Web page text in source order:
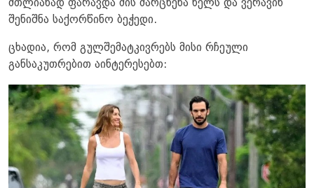
მთლიანად ფარავდა მის მარცხენა ხელს და ვერავინ
შენიშნა საქორწინო ბეჭედი.
ცხადია, რომ გულშემატკივრებს მისი რჩეული
განსაკუთრებით აინტერესებთ: